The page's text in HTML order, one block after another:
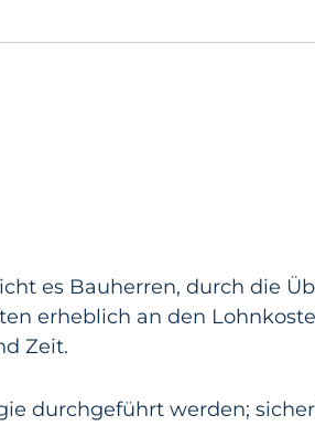
es Bauherren, durch die
erheblich an den
Zeit.
durchgeführt werden;